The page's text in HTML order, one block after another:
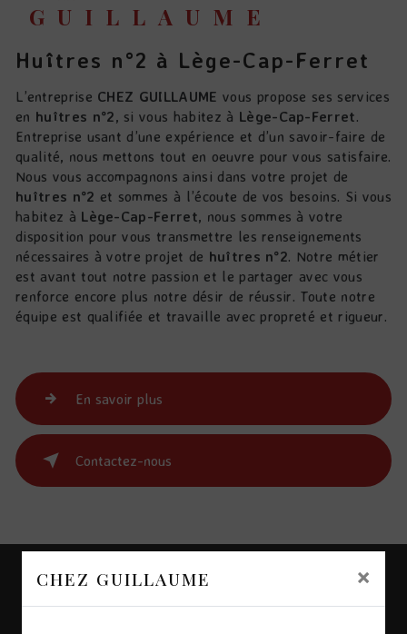
CHEZ GUILLAUME ×
GUILLAUME
huîtres n°2 à Lège-Cap-Ferret
L’entreprise CHEZ GUILLAUME vous propose ses services
en huîtres n°2, si vous habitez à Lège-Cap-Ferret.
Entreprise usant d’une expérience et d’un savoir-faire de
qualité, nous mettons tout en oeuvre pour vous satisfaire.
Nous vous accompagnons ainsi dans votre projet de
huîtres n°2 et sommes à l’écoute de vos besoins. Si vous
habitez à Lège-Cap-Ferret, nous sommes à votre
disposition pour vous transmettre les renseignements
nécessaires à votre projet de huîtres n°2. Notre métier
est avant tout notre passion et le partager avec vous
renforce encore plus notre désir de réussir. Toute notre
équipe est qualifiée et travaille avec propreté et rigueur.
En savoir plus
Contactez-nous